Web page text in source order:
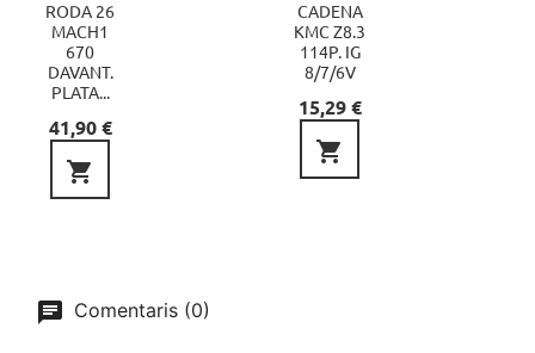
RODA 26
MACH1
670
DAVANT.
PLATA...
Preu
41,90 €

CADENA
KMC Z8.3
114P. IG
8/7/6V
Preu
15,29 €

Comentaris (0)